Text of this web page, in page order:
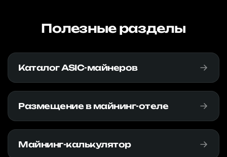
Полезные разделы
Каталог ASIC-майнеров
Размещение в майнинг-отеле
Майнинг-калькулятор